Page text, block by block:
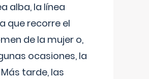
alba, la línea
que recorre el
de la mujer o,
ocasiones, la
tarde, las